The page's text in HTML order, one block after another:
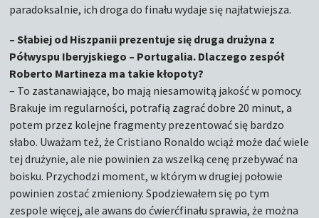
paradoksalnie, ich droga do finału wydaje się najłatwiejsza.
– Słabiej od Hiszpanii prezentuje się druga drużyna z
Półwyspu Iberyjskiego – Portugalia. Dlaczego zespół
Roberto Martineza ma takie kłopoty?
– To zastanawiające, bo mają niesamowitą jakość w pomocy.
Brakuje im regularności, potrafią zagrać dobre 20 minut, a
potem przez kolejne fragmenty prezentować się bardzo
słabo. Uważam też, że Cristiano Ronaldo wciąż może dać wiele
tej drużynie, ale nie powinien za wszelką cenę przebywać na
boisku. Przychodzi moment, w którym w drugiej połowie
powinien zostać zmieniony. Spodziewałem się po tym
zespole więcej, ale awans do ćwierćfinału sprawia, że można